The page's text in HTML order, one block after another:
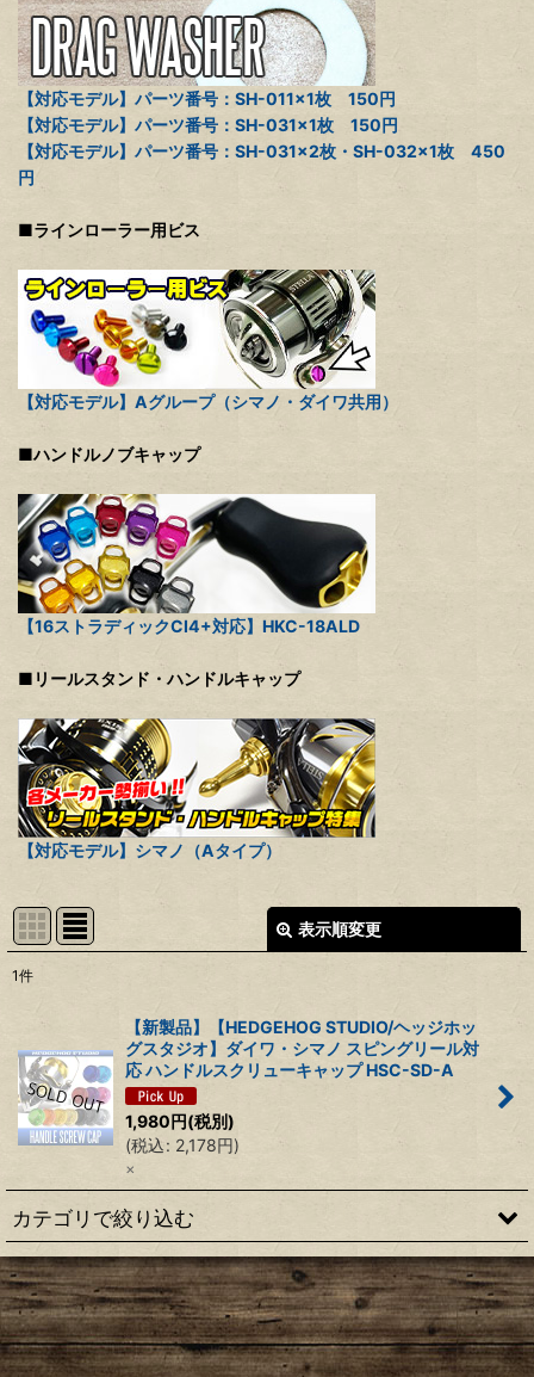
【対応モデル】パーツ番号：SH-011×1枚 150円
【対応モデル】パーツ番号：SH-031×1枚 150円
【対応モデル】パーツ番号：SH-031×2枚・SH-032×1枚 450
円
■ラインローラー用ビス
【対応モデル】Aグループ（シマノ・ダイワ共用）
■ハンドルノブキャップ
【16ストラディックCI4+対応】HKC-18ALD
■リールスタンド・ハンドルキャップ
【対応モデル】シマノ（Aタイプ）
表示順変更
並び順:
1件
【新製品】【HEDGEHOG STUDIO/ヘッジホッ
グスタジオ】ダイワ・シマノ スピングリール対
応 ハンドルスクリューキャップ HSC-SD-A
1,980円(税別)
(税込: 2,178円)
×
カテゴリで絞り込む
【シマノ】22ステラ［STELLA］対応 カスタムパーツ
【シマノ】18-19ステラ［STELLA］対応 カスタムパーツ